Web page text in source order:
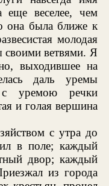
еще веселее, чем
она была ближе к
молодая
своими ветвями. Я
выходившее на
даль уремы
с уремою речки
и голая вершина
с утра до
в поле; каждый
двор; каждый
из города